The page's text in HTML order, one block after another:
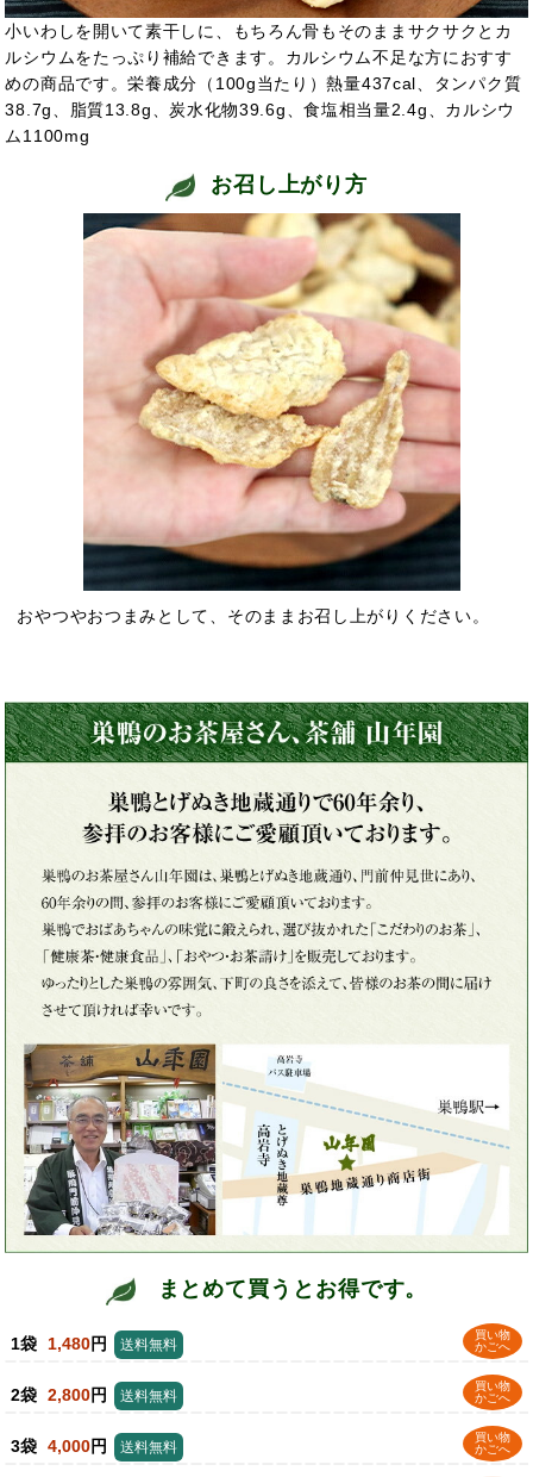
小いわしを開いて素干しに、もちろん骨もそのままサクサクとカ
ルシウムをたっぷり補給できます。カルシウム不足な方におすす
めの商品です。栄養成分（100g当たり）熱量437cal、タンパク質
38.7g、脂質13.8g、炭水化物39.6g、食塩相当量2.4g、カルシウ
ム1100mg
お召し上がり方
おやつやおつまみとして、そのままお召し上がりください。
まとめて買うとお得です。
1袋 1,480円
買い物
かごへ
送料無料
2袋 2,800円
買い物
かごへ
送料無料
3袋 4,000円
買い物
かごへ
送料無料